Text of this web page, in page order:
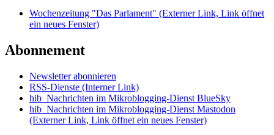
Wochenzeitung "Das Parlament" (Externer Link, Link öffnet
ein neues Fenster)
Abonnement
Newsletter abonnieren
RSS-Dienste (Interner Link)
hib_Nachrichten im Mikroblogging-Dienst BlueSky
hib_Nachrichten im Mikroblogging-Dienst Mastodon
(Externer Link, Link öffnet ein neues Fenster)